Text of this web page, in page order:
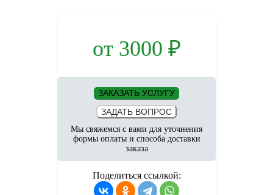
от 3000 ₽
ЗАКАЗАТЬ УСЛУГУ
ЗАДАТЬ ВОПРОС
Мы свяжемся с вами для уточнения
формы оплаты и способа доставки
заказа
Поделиться ссылкой: